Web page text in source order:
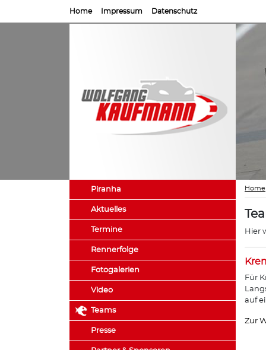
Home Impressum Datenschutz
Piranha
Aktuelles
Termine
Rennerfolge
Fotogalerien
Video
Teams
Presse
Home
Hier
Für
auf
Zur